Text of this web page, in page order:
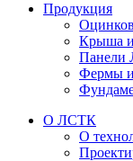
Продукция
Крыша
Фермы
О ЛСТК
О